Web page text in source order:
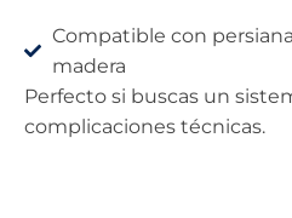
Compatible con
madera
Perfecto si buscas un
complicaciones técnicas.